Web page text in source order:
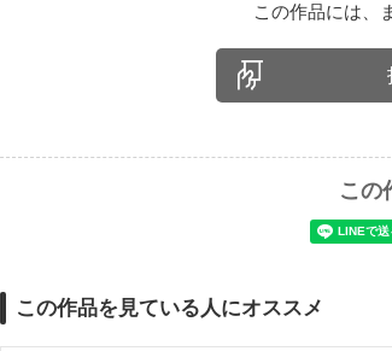
この作品には、
この
この作品を見ている人にオススメ